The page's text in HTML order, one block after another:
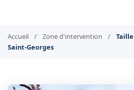
Accueil / Zone d'intervention /
Saint-Georges